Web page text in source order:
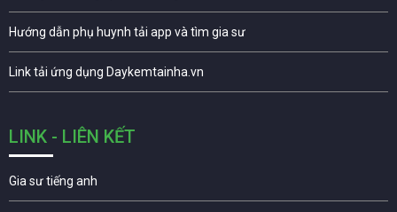
Hướng dẫn phụ huynh tải app và tìm gia sư
Link tải ứng dụng Daykemtainha.vn
LINK - LIÊN KẾT
Gia sư tiếng anh